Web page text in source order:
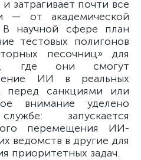
затрагивает почти все
— от академической
научной сфере план
тестовых полигонов
песочниц» для
где они смогут
ИИ в реальных
перед санкциями или
внимание уделено
запускается
перемещения ИИ-
ведомств в другие для
приоритетных задач.